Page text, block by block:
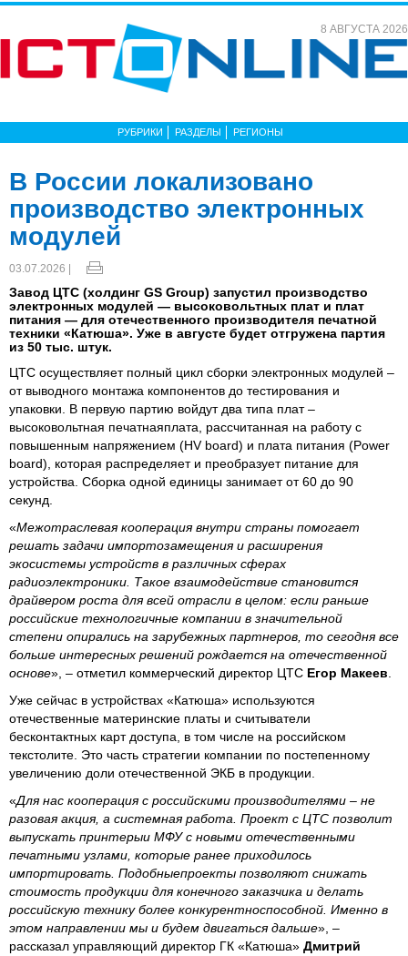
8 АВГУСТА 2026
РУБРИКИ РАЗДЕЛЫ РЕГИОНЫ
В России локализовано
производство электронных
модулей
03.07.2026 |
Завод ЦТС (холдинг GS Group) запустил производство
электронных модулей — высоковольтных плат и плат
питания — для отечественного производителя печатной
техники «Катюша». Уже в августе будет отгружена партия
из 50 тыс. штук.
ЦТС осуществляет полный цикл сборки электронных модулей –
от выводного монтажа компонентов до тестирования и
упаковки. В первую партию войдут два типа плат –
высоковольтная печатнаяплата, рассчитанная на работу с
повышенным напряжением (HV board) и плата питания (Power
board), которая распределяет и преобразует питание для
устройства. Сборка одной единицы занимает от 60 до 90
секунд.
«Межотраслевая кооперация внутри страны помогает
решать задачи импортозамещения и расширения
экосистемы устройств в различных сферах
радиоэлектроники. Такое взаимодействие становится
драйвером роста для всей отрасли в целом: если раньше
российские технологичные компании в значительной
степени опирались на зарубежных партнеров, то сегодня все
больше интересных решений рождается на отечественной
основе», – отметил коммерческий директор ЦТС Егор Макеев
Уже сейчас в устройствах «Катюша» используются
отечественные материнские платы и считыватели
бесконтактных карт доступа, в том числе на российском
текстолите. Это часть стратегии компании по постепенному
увеличению доли отечественной ЭКБ в продукции.
«Для нас кооперация с российскими производителями – не
разовая акция, а системная работа. Проект с ЦТС позволит
выпускать принтерыи МФУ с новыми отечественными
печатными узлами, которые ранее приходилось
импортировать. Подобныепроекты позволяют снижать
стоимость продукции для конечного заказчика и делать
российскую технику более конкурентноспособной. Именно в
этом направлении мы и будем двигаться дальше», –
рассказал управляющий директор ГК «Катюша» Дмитрий